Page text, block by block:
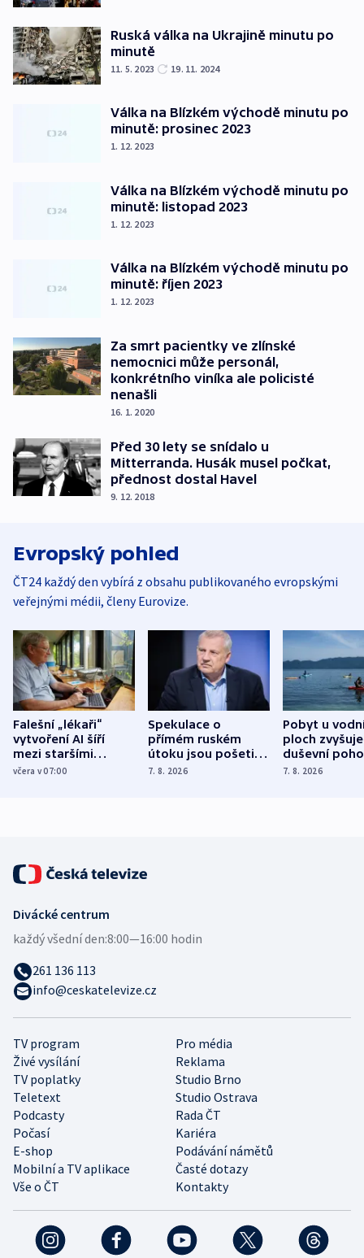
Ruská válka na Ukrajině minutu po
minutě
11. 5. 2023 19. 11. 2024
Válka na Blízkém východě minutu po
minutě: prosinec 2023
1. 12. 2023
Válka na Blízkém východě minutu po
minutě: listopad 2023
1. 12. 2023
Válka na Blízkém východě minutu po
minutě: říjen 2023
1. 12. 2023
Za smrt pacientky ve zlínské
nemocnici může personál,
konkrétního viníka ale policisté
nenašli
16. 1. 2020
Před 30 lety se snídalo u
Mitterranda. Husák musel počkat,
přednost dostal Havel
9. 12. 2018
Evropský pohled
ČT24 každý den vybírá z obsahu publikovaného evropskými
veřejnými médii, členy Eurovize.
Falešní „lékaři“
vytvoření AI šíří
mezi staršími
Poláky nebezpečné
včera v 07:00
Spekulace o
přímém ruském
útoku jsou pošetilé,
míní estonský
7. 8. 2026
Pobyt u
ploch zvyšuje
duševní
ukázala
7. 8. 2026
TV program
Pro média
Živé vysílání
Reklama
TV poplatky
Studio Brno
Teletext
Studio Ostrava
Podcasty
Rada ČT
Počasí
Kariéra
E-shop
Podávání námětů
Mobilní a TV aplikace
Časté dotazy
Vše o ČT
Kontakty
Divácké centrum
každý všední den:8:00—16:00 hodin
261 136 113
info@ceskatelevize.cz